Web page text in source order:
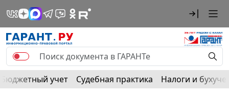
Бюджетный учет Судебная практика Налоги и